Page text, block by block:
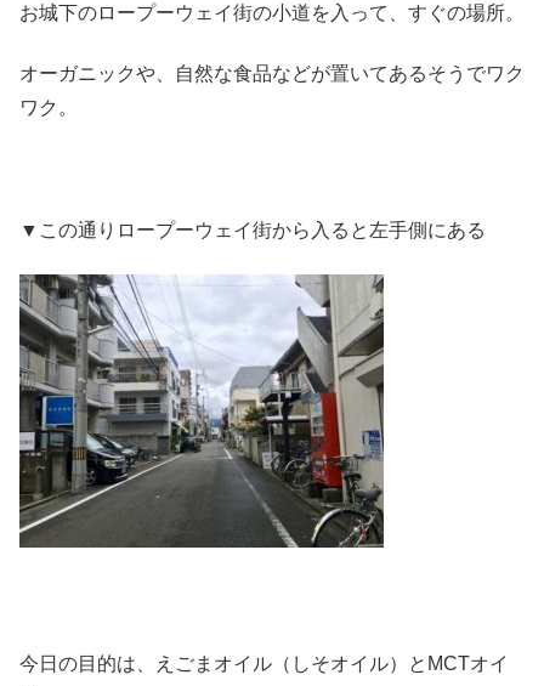
お城下のロープーウェイ街の小道を入って、すぐの場所。
オーガニックや、自然な食品などが置いてあるそうでワク
ワク。
▼この通りロープーウェイ街から入ると左手側にある
今日の目的は、えごまオイル（しそオイル）とMCTオイ